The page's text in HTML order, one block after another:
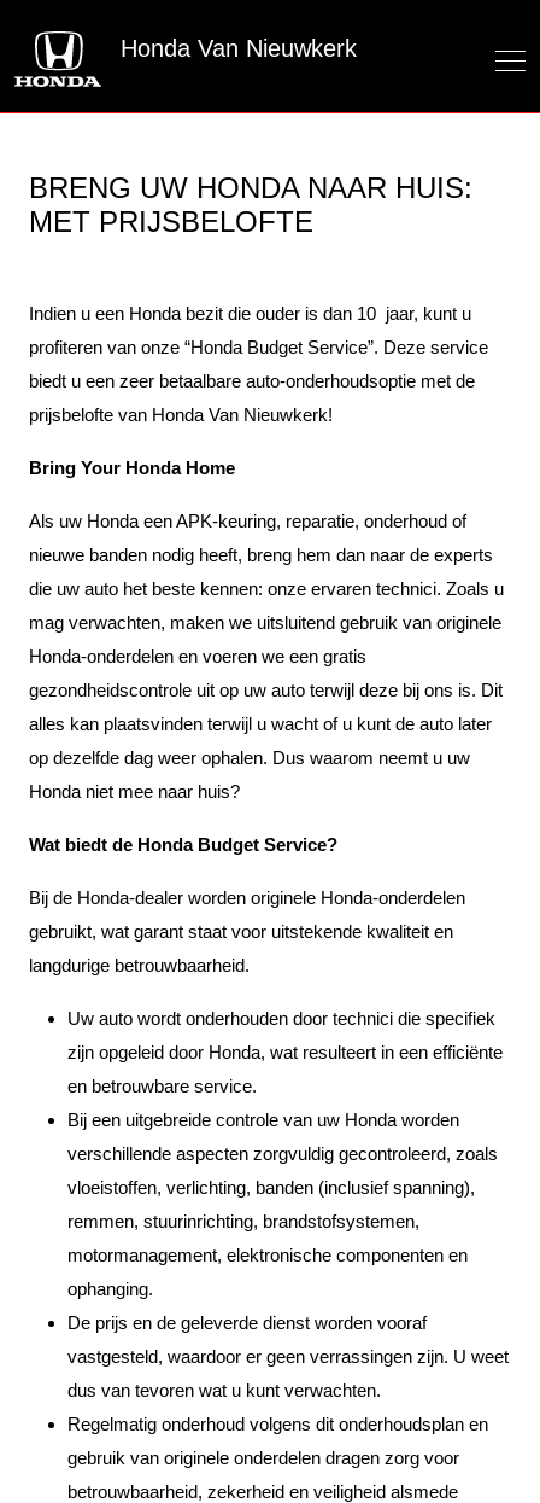
Honda Van Nieuwkerk
BRENG UW HONDA NAAR HUIS:
MET PRIJSBELOFTE
Indien u een Honda bezit die ouder is dan 10 jaar, kunt u
profiteren van onze “Honda Budget Service”. Deze service
biedt u een zeer betaalbare auto-onderhoudsoptie met de
prijsbelofte van Honda Van Nieuwkerk!
Bring Your Honda Home
Als uw Honda een APK-keuring, reparatie, onderhoud of
nieuwe banden nodig heeft, breng hem dan naar de experts
die uw auto het beste kennen: onze ervaren technici. Zoals u
mag verwachten, maken we uitsluitend gebruik van originele
Honda-onderdelen en voeren we een gratis
gezondheidscontrole uit op uw auto terwijl deze bij ons is. Dit
alles kan plaatsvinden terwijl u wacht of u kunt de auto later
op dezelfde dag weer ophalen. Dus waarom neemt u uw
Honda niet mee naar huis?
Wat biedt de Honda Budget Service?
Bij de Honda-dealer worden originele Honda-onderdelen
gebruikt, wat garant staat voor uitstekende kwaliteit en
langdurige betrouwbaarheid.
Uw auto wordt onderhouden door technici die specifiek
zijn opgeleid door Honda, wat resulteert in een efficiënte
en betrouwbare service.
Bij een uitgebreide controle van uw Honda worden
verschillende aspecten zorgvuldig gecontroleerd, zoals
vloeistoffen, verlichting, banden (inclusief spanning),
remmen, stuurinrichting, brandstofsystemen,
motormanagement, elektronische componenten en
ophanging.
De prijs en de geleverde dienst worden vooraf
vastgesteld, waardoor er geen verrassingen zijn. U weet
dus van tevoren wat u kunt verwachten.
Regelmatig onderhoud volgens dit onderhoudsplan en
gebruik van originele onderdelen dragen zorg voor
betrouwbaarheid, zekerheid en veiligheid alsmede